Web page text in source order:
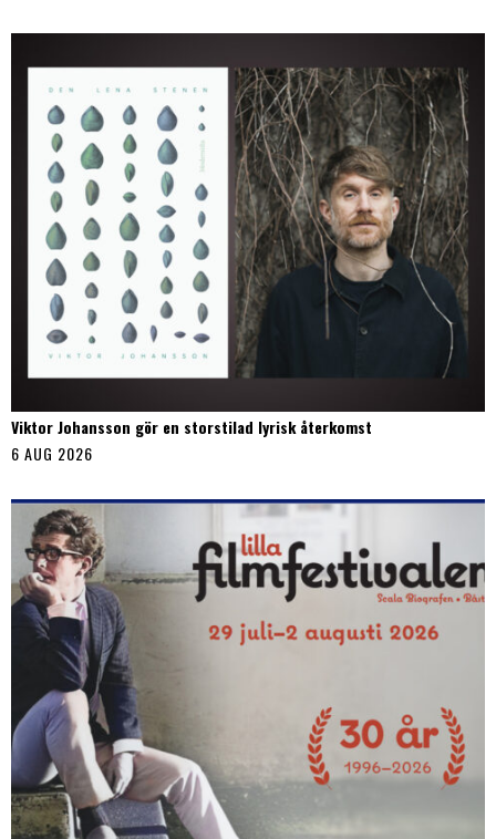
Viktor Johansson gör en storstilad lyrisk återkomst
6 AUG 2026